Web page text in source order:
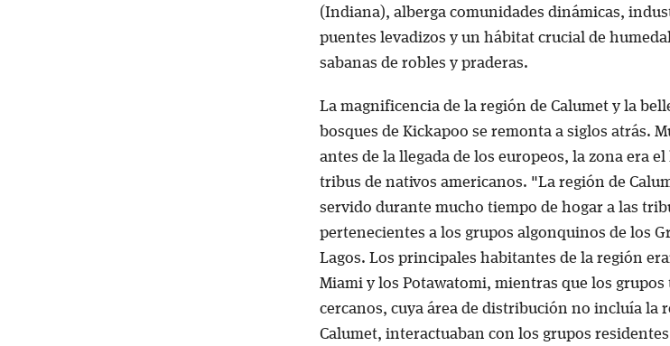
(Indiana), alberga comunidades dinámicas,
puentes levadizos y un hábitat crucial de
sabanas de robles y praderas.
La magnificencia de la región de Calumet y la
bosques de Kickapoo se remonta a siglos atrás.
antes de la llegada de los europeos, la zona era el
tribus de nativos americanos. "La región de
servido durante mucho tiempo de hogar a las
pertenecientes a los grupos algonquinos de los
Lagos. Los principales habitantes de la región
Miami y los Potawatomi, mientras que los grupos
cercanos, cuya área de distribución no incluía la
Calumet, interactuaban con los grupos residentes